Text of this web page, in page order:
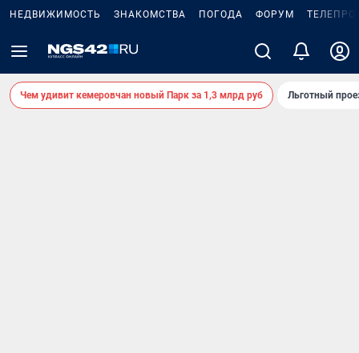
НЕДВИЖИМОСТЬ ЗНАКОМСТВА ПОГОДА ФОРУМ
Чем удивит кемеровчан новый Парк за 1,3 млрд руб Льготный